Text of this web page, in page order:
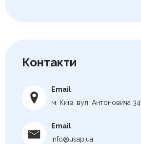
Контакти
Email
м. Київ, вул. Антоновича 34
Email
info@usap.ua